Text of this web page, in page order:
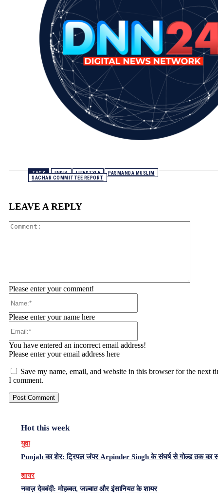
TAGS INDIA LIFESTYLE
PASMANDA MUSLIM
SACHAR COMMITTEE REPORT
LEAVE A REPLY
Please enter your comment!
Please enter your name here
You have entered an incorrect email address!
Please enter your email address here
Save my name, email, and website in this browser for the next
I comment.
Hot this week
युवा
Punjab का शेर: ट्रिपल जंपर Arpinder Singh के संघर्ष से गोल्ड तक का
शायर
नवाज़ देवबंदी: मोहब्बत, जज़्बात और इंसानियत के शायर